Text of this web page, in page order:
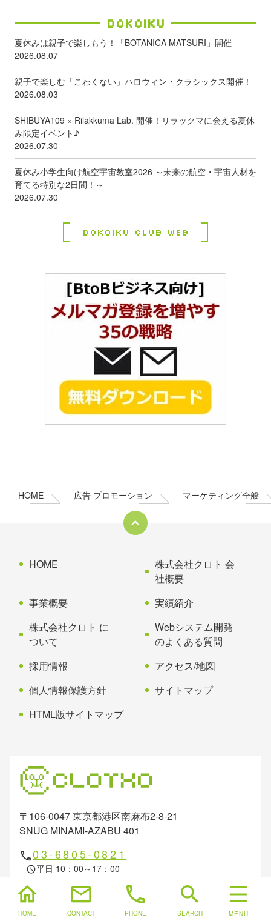
Dokoiku
夏休みは親子で楽しもう！「BOTANICA MATSURI」開催
2026.08.07
親子で楽しむ「こわくない」ハロウィン・クラシックス開催！
2026.08.03
SHIBUYA109 × Rilakkuma Lab. 開催！リラックマに会える夏休
み限定イベント♪
2026.07.30
夏休み小学生向け航空宇宙教室2026 ～未来の航空・宇宙人材を
育てる特別な2日間！～
2026.07.30
Dokoiku Club Web
HOME 広告 プロモーション マーケティング全般
〒106-0047 東京都港区南麻布2-8-21
SNUG MINAMI-AZABU 401
phone03-6805-0821
schedule平日 10：00～17：00
お問い合わせ
HOME
株式会社クロト 会
社概要
事業概要
実績紹介
株式会社クロト に
ついて
Webシステム開発
のよくある質問
採用情報
アクセス/地図
個人情報保護方針
サイトマップ
HTML版サイトマップ
home
HOME
mail
CONTACT
phone
PHONE
search
SEARCH